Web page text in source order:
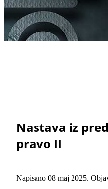
Nastava iz
pravo II
Napisano 08 maj 2025.